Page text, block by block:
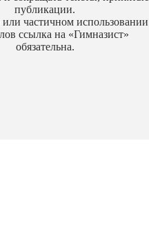
публикации.
частичном использовании
ссылка на «Гимназист»
обязательна.